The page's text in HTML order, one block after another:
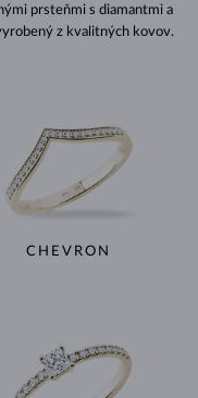
prsteňmi s diamantmi a
z kvalitných kovov.
CHEVRON